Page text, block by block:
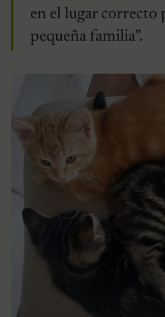
en el lugar correcto
pequeña familia”.